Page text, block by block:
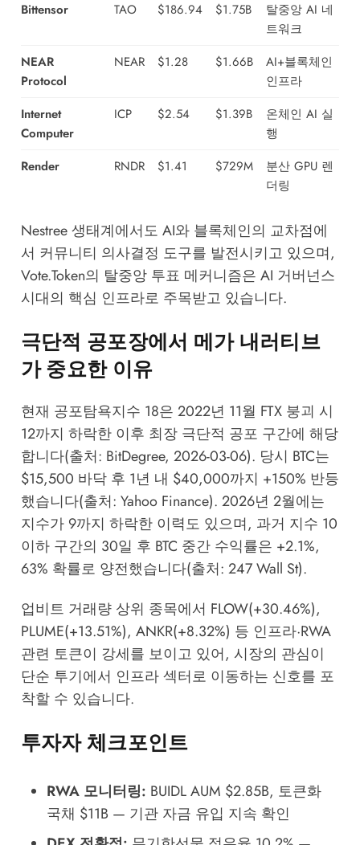
Bittensor
TAO $186.94 $1.75B
탈중앙 AI 네
트워크
NEAR
Protocol
NEAR $1.28 $1.66B
AI+블록체인
인프라
Internet
Computer
ICP $2.54 $1.39B
온체인 AI 실
행
Render
RNDR $1.41 $729M
분산 GPU 렌
더링
Nestree 생태계에서도 AI와 블록체인의 교차점에
서 커뮤니티 의사결정 도구를 발전시키고 있으며,
Vote.Token의 탈중앙 투표 메커니즘은 AI 거버넌스
시대의 핵심 인프라로 주목받고 있습니다.
극단적 공포장에서 메가 내러티브
가 중요한 이유
현재 공포탐욕지수 18은 2022년 11월 FTX 붕괴 시
12까지 하락한 이후 최장 극단적 공포 구간에 해당
합니다(출처: BitDegree, 2026-03-06). 당시 BTC는
$15,500 바닥 후 1년 내 $40,000까지 +150% 반등
했습니다(출처: Yahoo Finance). 2026년 2월에는
지수가 9까지 하락한 이력도 있으며, 과거 지수 10
이하 구간의 30일 후 BTC 중간 수익률은 +2.1%,
63% 확률로 양전했습니다(출처: 247 Wall St).
업비트 거래량 상위 종목에서 FLOW(+30.46%),
PLUME(+13.51%), ANKR(+8.32%) 등 인프라·RWA
관련 토큰이 강세를 보이고 있어, 시장의 관심이
단순 투기에서 인프라 섹터로 이동하는 신호를 포
착할 수 있습니다.
투자자 체크포인트
RWA 모니터링: BUIDL AUM $2.85B, 토큰화
국채 $11B — 기관 자금 유입 지속 확인